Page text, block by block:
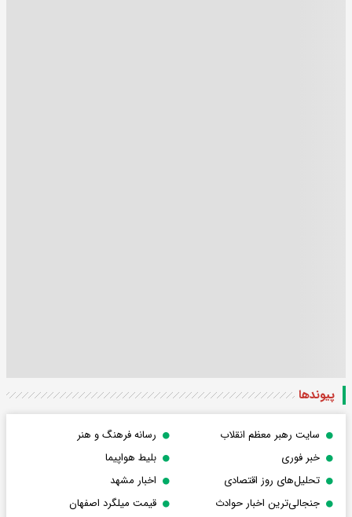
پیوندها
سایت رهبر معظم انقلاب
رسانه فرهنگ و هنر
خبر فوری
بلیط هواپیما
تحلیل‌های روز اقتصادی
اخبار مشهد
جنجالی‌ترین اخبار حوادث
قیمت میلگرد اصفهان